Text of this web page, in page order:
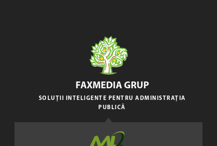
FAXMEDIA GRUP
SOLUȚII INTELIGENTE PENTRU ADMINISTRAȚIA
PUBLICĂ